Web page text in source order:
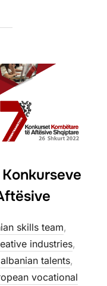
skills team,
industries,
talents,
vocational